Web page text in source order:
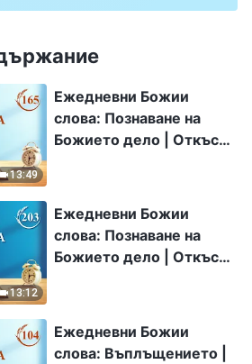
13:49
Ежедневни Божии
слова: Познаване на
Божието дело | Откъс
13:12
Ежедневни Божии
слова: Познаване на
Божието дело | Откъс
Ежедневни Божии
слова: Въплъщението |